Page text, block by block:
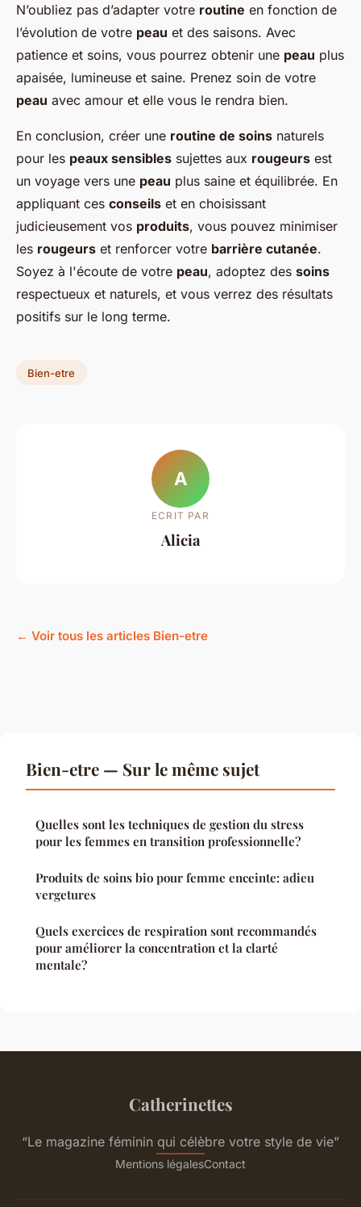
N’oubliez pas d’adapter votre routine en fonction de
l’évolution de votre peau et des saisons. Avec
patience et soins, vous pourrez obtenir une peau plus
apaisée, lumineuse et saine. Prenez soin de votre
peau avec amour et elle vous le rendra bien.
En conclusion, créer une routine de soins naturels
pour les peaux sensibles sujettes aux rougeurs est
un voyage vers une peau plus saine et équilibrée. En
appliquant ces conseils et en choisissant
judicieusement vos produits, vous pouvez minimiser
les rougeurs et renforcer votre barrière cutanée.
Soyez à l'écoute de votre peau, adoptez des soins
respectueux et naturels, et vous verrez des résultats
positifs sur le long terme.
Bien-etre
A
ECRIT PAR
Alicia
← Voir tous les articles Bien-etre
Bien-etre — Sur le même sujet
Quelles sont les techniques de gestion du stress
pour les femmes en transition professionnelle?
Produits de soins bio pour femme enceinte: adieu
vergetures
Quels exercices de respiration sont recommandés
pour améliorer la concentration et la clarté
mentale?
Catherinettes
“Le magazine féminin qui célèbre votre style de vie”
Mentions légalesContact